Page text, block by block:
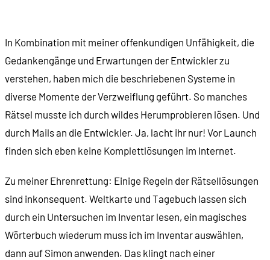
In Kombination mit meiner offenkundigen Unfähigkeit, die
Gedankengänge und Erwartungen der Entwickler zu
verstehen, haben mich die beschriebenen Systeme in
diverse Momente der Verzweiflung geführt. So manches
Rätsel musste ich durch wildes Herumprobieren lösen. Und
durch Mails an die Entwickler. Ja, lacht ihr nur! Vor Launch
finden sich eben keine Komplettlösungen im Internet.
Zu meiner Ehrenrettung: Einige Regeln der Rätsellösungen
sind inkonsequent. Weltkarte und Tagebuch lassen sich
durch ein Untersuchen im Inventar lesen, ein magisches
Wörterbuch wiederum muss ich im Inventar auswählen,
dann auf Simon anwenden. Das klingt nach einer